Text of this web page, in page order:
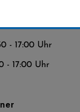
bis 4 Klasse):
- 17:00 Uhr
- 17:00 Uhr